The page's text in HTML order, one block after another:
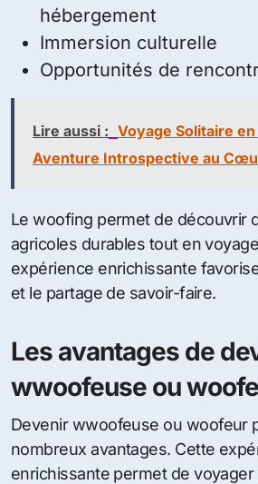
hébergement
Immersion culturelle
Opportunités de
Lire aussi : Voyage Solitaire en
Aventure Introspective au
Le woofing permet de découvrir
agricoles durables tout en
expérience enrichissante
et le partage de savoir-faire.
Les avantages de
wwoofeuse ou
Devenir wwoofeuse ou woofeur
nombreux avantages. Cette
enrichissante permet de voyager